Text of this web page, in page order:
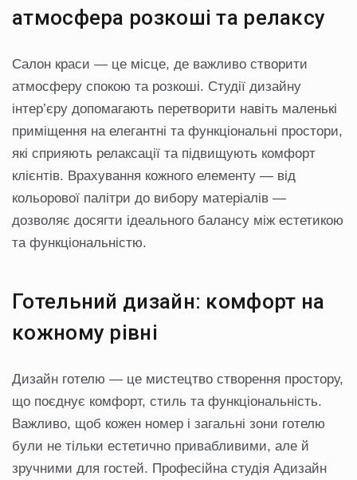
атмосфера розкоші та релаксу
Салон краси — це місце, де важливо створити
атмосферу спокою та розкоші. Студії дизайну
інтер’єру допомагають перетворити навіть маленькі
приміщення на елегантні та функціональні простори,
які сприяють релаксації та підвищують комфорт
клієнтів. Врахування кожного елементу — від
кольорової палітри до вибору матеріалів —
дозволяє досягти ідеального балансу між естетикою
та функціональністю.
Готельний дизайн: комфорт на
кожному рівні
Дизайн готелю — це мистецтво створення простору,
що поєднує комфорт, стиль та функціональність.
Важливо, щоб кожен номер і загальні зони готелю
були не тільки естетично привабливими, але й
зручними для гостей. Професійна студія Адизайн